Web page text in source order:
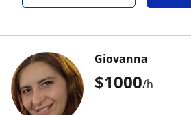
$1000/h
Giovanna